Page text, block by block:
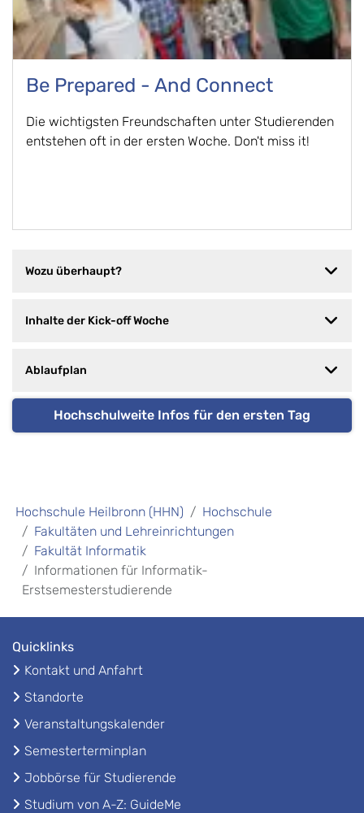
Be Prepared - And Connect
Die wichtigsten Freundschaften unter Studierenden
entstehen oft in der ersten Woche. Don't miss it!
Wozu überhaupt?
Inhalte der Kick-off Woche
Ablaufplan
Hochschulweite Infos für den ersten Tag
Hochschule Heilbronn (HHN)
Hochschule
Fakultäten und Lehreinrichtungen
Fakultät Informatik
Informationen für Informatik-
Erstsemesterstudierende
Quicklinks
Kontakt und Anfahrt
Standorte
Veranstaltungskalender
Semesterterminplan
Jobbörse für Studierende
Studium von A-Z: GuideMe